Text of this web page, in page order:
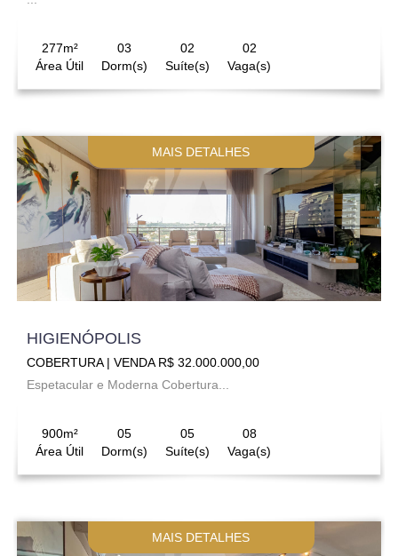
277m²
Área Útil
03
Dorm(s)
02
Suíte(s)
02
Vaga(s)
MAIS DETALHES
HIGIENÓPOLIS
COBERTURA | VENDA R$ 32.000.000,00
Espetacular e Moderna Cobertura...
900m²
Área Útil
05
Dorm(s)
05
Suíte(s)
08
Vaga(s)
MAIS DETALHES